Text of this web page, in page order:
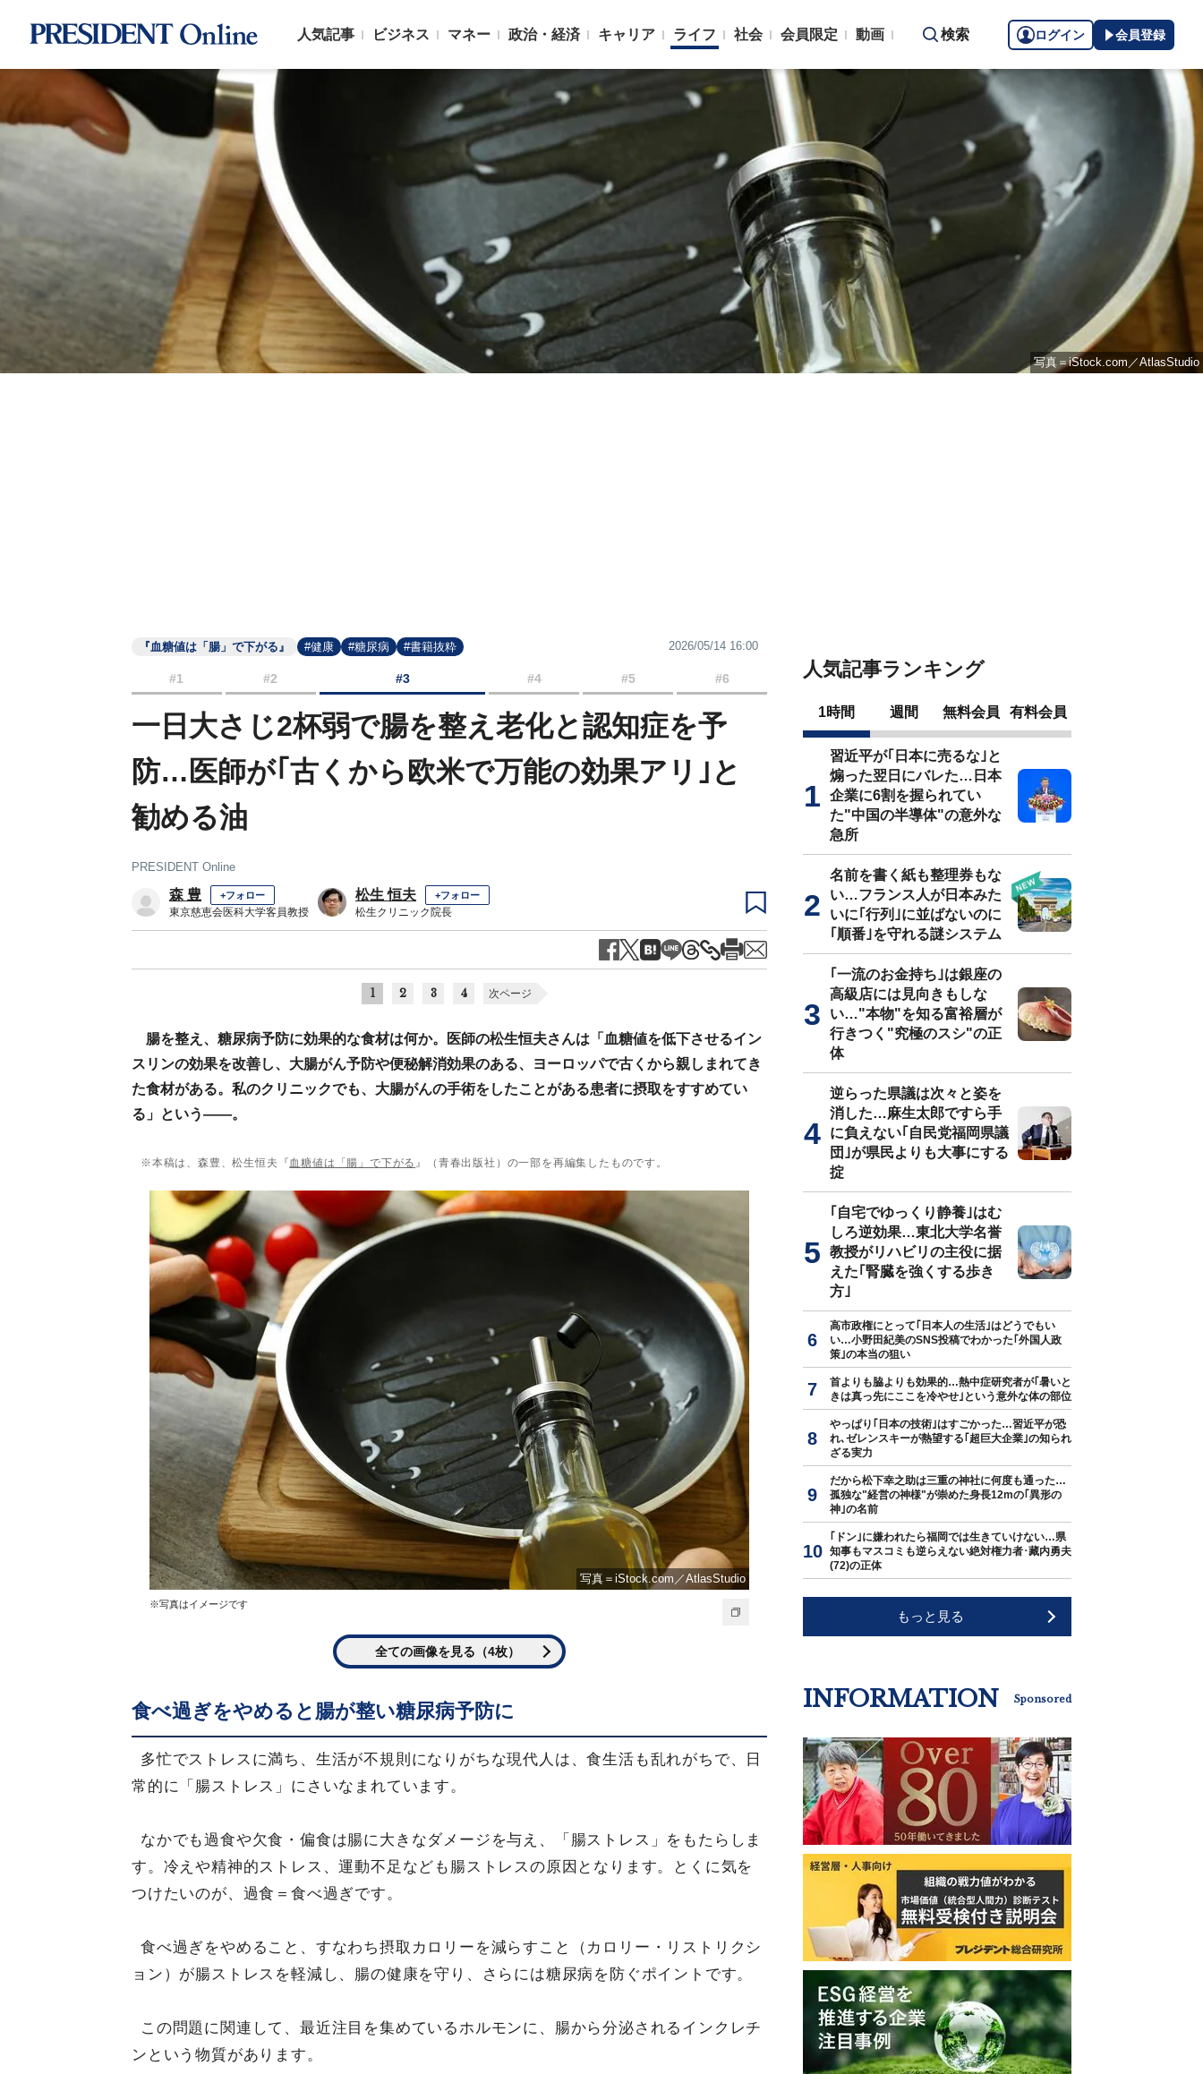
人気記事 ビジネス マネー 政治・経済 キャリア ライフ 社会 会員限定 動画 検索 ログイン 会員登録
写真＝iStock.com／AtlasStudio
『血糖値は「腸」で下がる』 #健康 #糖尿病 #書籍抜粋 2026/05/14 16:00
#1 #2 #3 #4 #5 #6
一日大さじ2杯弱で腸を整え老化と認知症を予
防…医師が｢古くから欧米で万能の効果アリ｣と
勧める油
PRESIDENT Online
森 豊 +フォロー
東京慈恵会医科大学客員教授
松生 恒夫 +フォロー
松生クリニック院長
1 2 3 4 次ページ
腸を整え、糖尿病予防に効果的な食材は何か。医師の松生恒夫さんは「血糖値を低下させるイン
スリンの効果を改善し、大腸がん予防や便秘解消効果のある、ヨーロッパで古くから親しまれてき
た食材がある。私のクリニックでも、大腸がんの手術をしたことがある患者に摂取をすすめてい
る」という――。
※本稿は、森豊、松生恒夫『血糖値は「腸」で下がる 』（青春出版社）の一部を再編集したものです。
写真＝iStock.com／AtlasStudio
※写真はイメージです
全ての画像を見る（4枚）
食べ過ぎをやめると腸が整い糖尿病予防に
多忙でストレスに満ち、生活が不規則になりがちな現代人は、食生活も乱れがちで、日
常的に「腸ストレス」にさいなまれています。
なかでも過食や欠食・偏食は腸に大きなダメージを与え、「腸ストレス」をもたらしま
す。冷えや精神的ストレス、運動不足なども腸ストレスの原因となります。とくに気を
つけたいのが、過食＝食べ過ぎです。
食べ過ぎをやめること、すなわち摂取カロリーを減らすこと（カロリー・リストリクシ
ョン）が腸ストレスを軽減し、腸の健康を守り、さらには糖尿病を防ぐポイントです。
この問題に関連して、最近注目を集めているホルモンに、腸から分泌されるインクレチ
ンという物質があります。
人気記事ランキング
1時間 週間 無料会員 有料会員
習近平が｢日本に売るな｣と
煽った翌日にバレた…日本
企業に6割を握られてい
た"中国の半導体"の意外な
急所
名前を書く紙も整理券もな
い…フランス人が日本みた
いに｢行列｣に並ばないのに
｢順番｣を守れる謎システム
｢一流のお金持ち｣は銀座の
高級店には見向きもしな
い…"本物"を知る富裕層が
行きつく"究極のスシ"の正
体
逆らった県議は次々と姿を
消した…麻生太郎ですら手
に負えない｢自民党福岡県議
団｣が県民よりも大事にする
掟
｢自宅でゆっくり静養｣はむ
しろ逆効果…東北大学名誉
教授がリハビリの主役に据
えた｢腎臓を強くする歩き
方｣
高市政権にとって｢日本人の生活｣はどうでもい
い…小野田紀美のSNS投稿でわかった｢外国人政
策｣の本当の狙い
首よりも脇よりも効果的…熱中症研究者が｢暑いと
きは真っ先にここを冷やせ｣という意外な体の部位
やっぱり｢日本の技術｣はすごかった…習近平が恐
れ､ゼレンスキーが熱望する｢超巨大企業｣の知られ
ざる実力
だから松下幸之助は三重の神社に何度も通った…
孤独な"経営の神様"が崇めた身長12mの｢異形の
神｣の名前
｢ドン｣に嫌われたら福岡では生きていけない…県
知事もマスコミも逆らえない絶対権力者･藏内勇夫
(72)の正体
もっと見る
INFORMATION Sponsored